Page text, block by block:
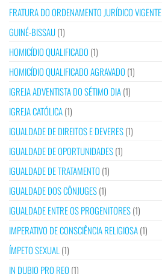
FRATURA DO ORDENAMENTO JURÍDICO VIGENTE
GUINÉ-BISSAU(1)
HOMICÍDIO QUALIFICADO (1)
HOMICÍDIO QUALIFICADO AGRAVADO (1)
IGREJA ADVENTISTA DO SÉTIMO DIA(1)
IGREJA CATÓLICA(1)
IGUALDADE DE DIREITOS E DEVERES(1)
IGUALDADE DE OPORTUNIDADES(1)
IGUALDADE DE TRATAMENTO (1)
IGUALDADE DOS CÔNJUGES(1)
IGUALDADE ENTRE OS PROGENITORES(1)
IMPERATIVO DE CONSCIÊNCIA RELIGIOSA(1)
ÍMPETO SEXUAL (1)
IN DUBIO PRO REO (1)